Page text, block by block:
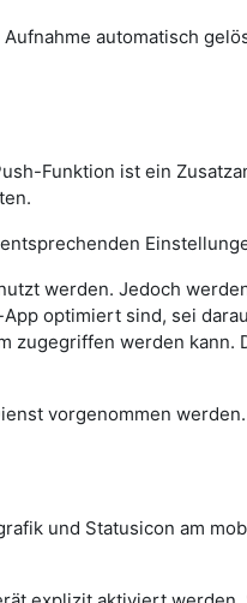
automatisch
Funktion ist ein
werden. Jedoch
optimiert sind, sei
werden kann.
vorgenommen
und Statusicon am